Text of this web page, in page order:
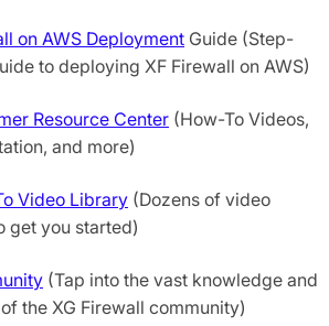
on AWS Deployment Guide (Step-
to deploying XF Firewall on AWS)
Resource Center (How-To Videos,
and more)
Video Library (Dozens of video
get you started)
(Tap into the vast knowledge and
the XG Firewall community)